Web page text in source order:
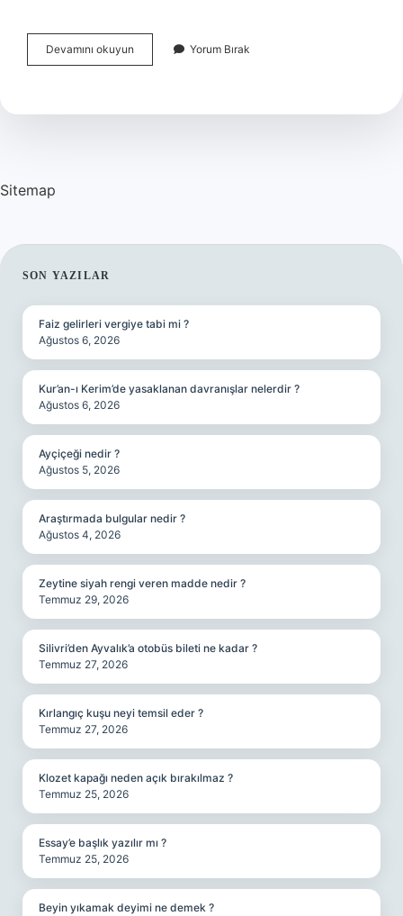
Devamını okuyun
Yılında
Mantıklı
Yorum Bırak
Sitemap
SIDEBAR
SON YAZILAR
Faiz gelirleri vergiye tabi mi ?
Ağustos 6, 2026
Kur’an-ı Kerim’de yasaklanan davranışlar nelerdir ?
Ağustos 6, 2026
Ayçiçeği nedir ?
Ağustos 5, 2026
Araştırmada bulgular nedir ?
Ağustos 4, 2026
Zeytine siyah rengi veren madde nedir ?
Temmuz 29, 2026
Silivri’den Ayvalık’a otobüs bileti ne kadar ?
Temmuz 27, 2026
Kırlangıç kuşu neyi temsil eder ?
Temmuz 27, 2026
Klozet kapağı neden açık bırakılmaz ?
Temmuz 25, 2026
Essay’e başlık yazılır mı ?
Temmuz 25, 2026
Beyin yıkamak deyimi ne demek ?